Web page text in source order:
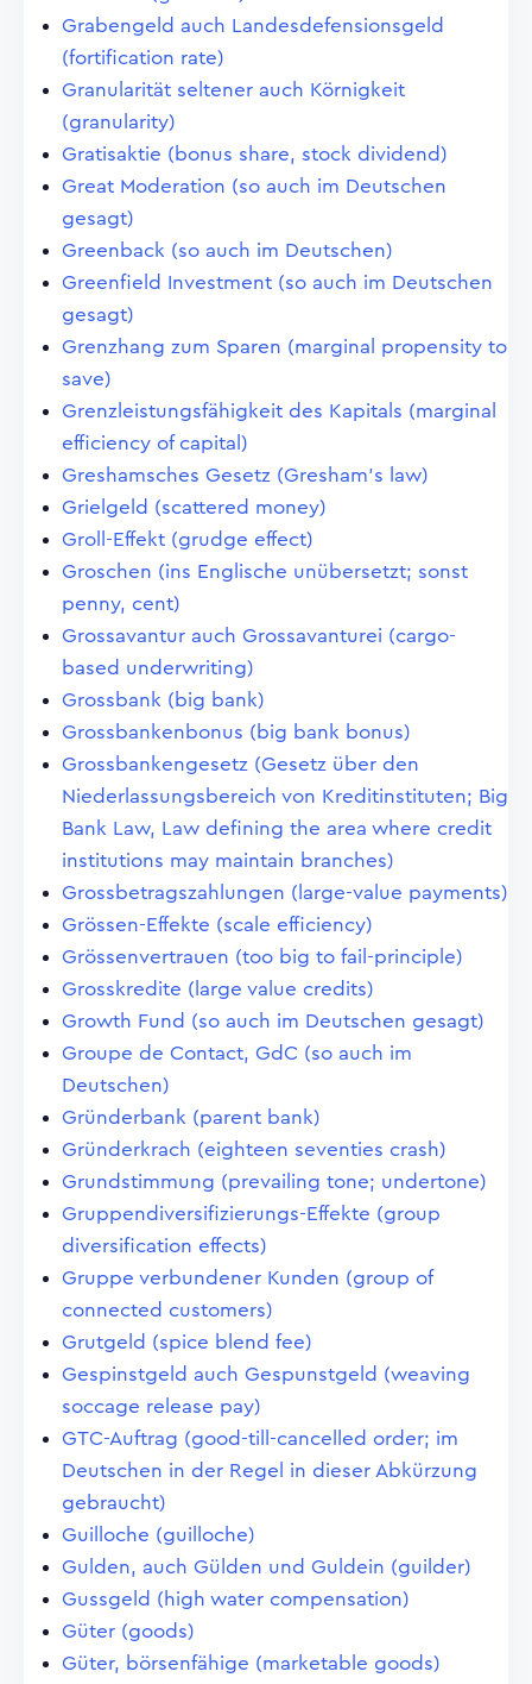
Grabengeld auch Landesdefensionsgeld
(fortification rate)
Granularität seltener auch Körnigkeit
(granularity)
Gratisaktie (bonus share, stock dividend)
Great Moderation (so auch im Deutschen
gesagt)
Greenback (so auch im Deutschen)
Greenfield Investment (so auch im Deutschen
gesagt)
Grenzhang zum Sparen (marginal propensity to
save)
Grenzleistungsfähigkeit des Kapitals (marginal
efficiency of capital)
Greshamsches Gesetz (Gresham's law)
Grielgeld (scattered money)
Groll-Effekt (grudge effect)
Groschen (ins Englische unübersetzt; sonst
penny, cent)
Grossavantur auch Grossavanturei (cargo-
based underwriting)
Grossbank (big bank)
Grossbankenbonus (big bank bonus)
Grossbankengesetz (Gesetz über den
Niederlassungsbereich von Kreditinstituten; Big
Bank Law, Law defining the area where credit
institutions may maintain branches)
Grossbetragszahlungen (large-value payments)
Grössen-Effekte (scale efficiency)
Grössenvertrauen (too big to fail-principle)
Grosskredite (large value credits)
Growth Fund (so auch im Deutschen gesagt)
Groupe de Contact, GdC (so auch im
Deutschen)
Gründerbank (parent bank)
Gründerkrach (eighteen seventies crash)
Grundstimmung (prevailing tone; undertone)
Gruppendiversifizierungs-Effekte (group
diversification effects)
Gruppe verbundener Kunden (group of
connected customers)
Grutgeld (spice blend fee)
Gespinstgeld auch Gespunstgeld (weaving
soccage release pay)
GTC-Auftrag (good-till-cancelled order; im
Deutschen in der Regel in dieser Abkürzung
gebraucht)
Guilloche (guilloche)
Gulden, auch Gülden und Guldein (guilder)
Gussgeld (high water compensation)
Güter (goods)
Güter, börsenfähige (marketable goods)